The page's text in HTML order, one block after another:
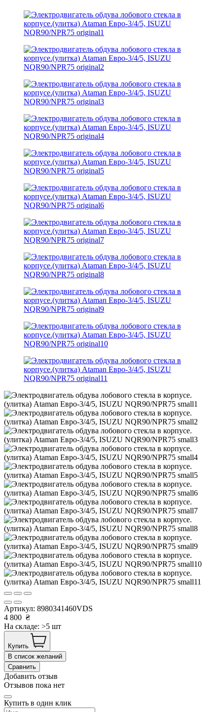
Артикул: 8980341460VDS
4 800 ₴
На складе: >5 шт
Купить
В список желаний
Сравнить
Добавить отзыв
Отзывов пока нет
Купить в один клик